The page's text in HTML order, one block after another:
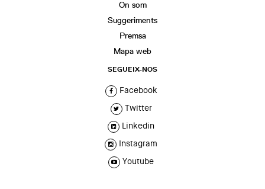
On som
Suggeriments
Premsa
Mapa web
SEGUEIX-NOS
Facebook
Twitter
Linkedin
Instagram
Youtube